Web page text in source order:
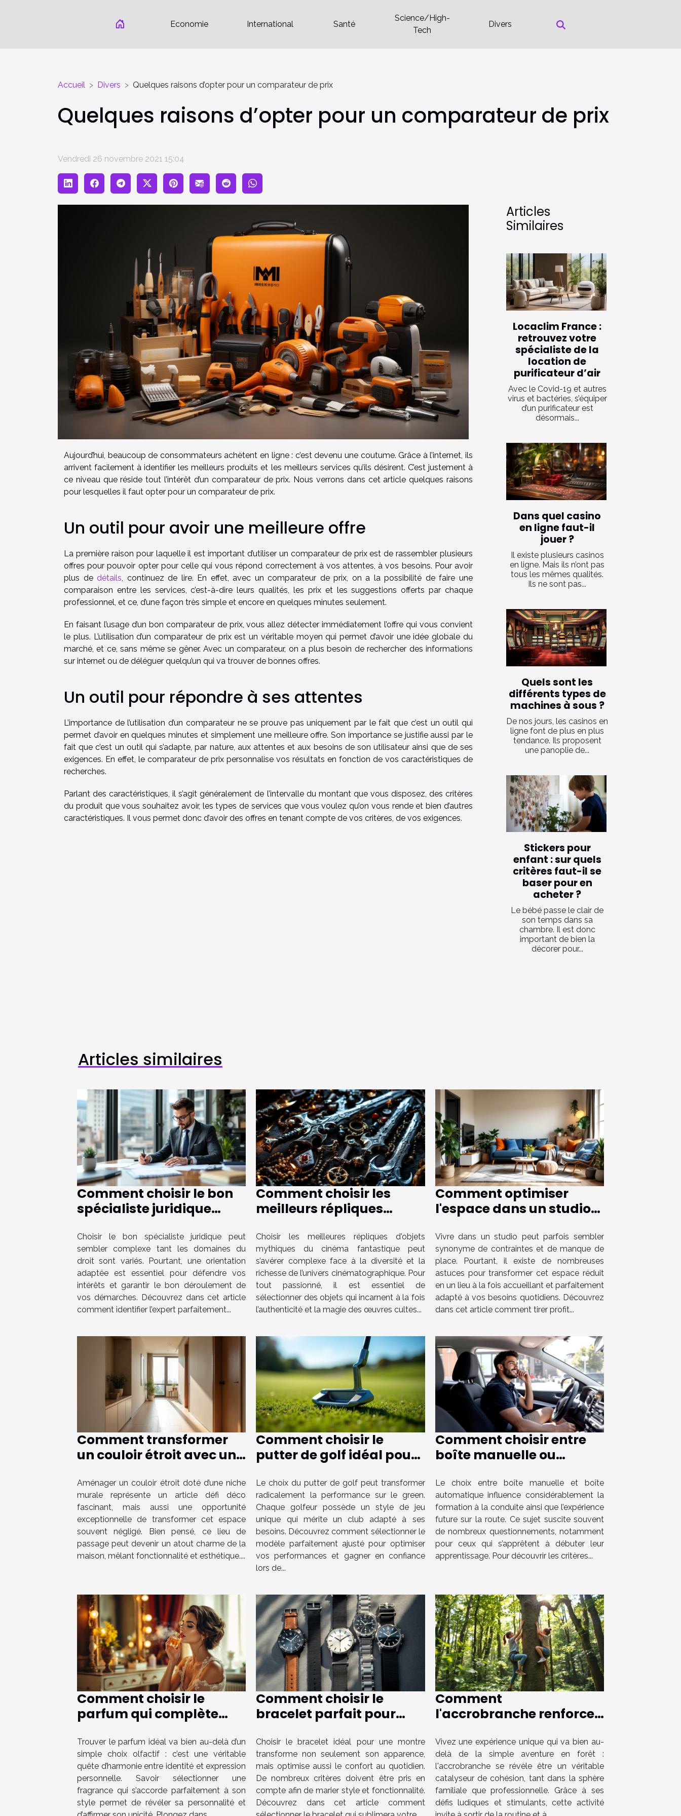
Economie International Santé
Science/High-
Tech
Divers
Accueil Divers Quelques raisons d’opter pour un comparateur de prix
Quelques raisons d’opter pour un comparateur de prix
Vendredi 26 novembre 2021 15:04
Aujourd’hui, beaucoup de consommateurs achètent en ligne : c’est devenu une coutume. Grâce à l’internet, ils
arrivent facilement à identifier les meilleurs produits et les meilleurs services qu’ils désirent. C’est justement à
ce niveau que réside tout l’intérêt d’un comparateur de prix. Nous verrons dans cet article quelques raisons
pour lesquelles il faut opter pour un comparateur de prix.
Un outil pour avoir une meilleure offre
La première raison pour laquelle il est important d’utiliser un comparateur de prix est de rassembler plusieurs
offres pour pouvoir opter pour celle qui vous répond correctement à vos attentes, à vos besoins. Pour avoir
plus dedétails, continuez de lire. En effet, avec un comparateur de prix, on a la possibilité de faire une
comparaison entre les services, c’est-à-dire leurs qualités, les prix et les suggestions offerts par chaque
professionnel, et ce, d’une façon très simple et encore en quelques minutes seulement.
En faisant l’usage d’un bon comparateur de prix, vous allez détecter immédiatement l’offre qui vous convient
le plus. L’utilisation d’un comparateur de prix est un véritable moyen qui permet d’avoir une idée globale du
marché, et ce, sans même se gêner. Avec un comparateur, on a plus besoin de rechercher des informations
sur internet ou de déléguer quelqu’un qui va trouver de bonnes offres.
Un outil pour répondre à ses attentes
L’importance de l’utilisation d’un comparateur ne se prouve pas uniquement par le fait que c’est un outil qui
permet d’avoir en quelques minutes et simplement une meilleure offre. Son importance se justifie aussi par le
fait que c’est un outil qui s’adapte, par nature, aux attentes et aux besoins de son utilisateur ainsi que de ses
exigences. En effet, le comparateur de prix personnalise vos résultats en fonction de vos caractéristiques de
recherches.
Parlant des caractéristiques, il s’agit généralement de l’intervalle du montant que vous disposez, des critères
du produit que vous souhaitez avoir, les types de services que vous voulez qu’on vous rende et bien d’autres
caractéristiques. Il vous permet donc d’avoir des offres en tenant compte de vos critères, de vos exigences.
Articles
Similaires
Locaclim France :
retrouvez votre
spécialiste de la
location de
purificateur d’air
Avec le Covid-19 et autres
virus et bactéries, s’équiper
d’un purificateur est
désormais...
Dans quel casino
en ligne faut-il
jouer ?
Il existe plusieurs casinos
en ligne. Mais ils n’ont pas
tous les mêmes qualités.
Ils ne sont pas...
Quels sont les
différents types de
machines à sous ?
De nos jours, les casinos en
ligne font de plus en plus
tendance. Ils proposent
une panoplie de...
Stickers pour
enfant : sur quels
critères faut-il se
baser pour en
acheter ?
Le bébé passe le clair de
son temps dans sa
chambre. Il est donc
important de bien la
décorer pour...
Articles similaires
Comment choisir le bon
spécialiste juridique
Choisir le bon spécialiste juridique peut
sembler complexe tant les domaines du
droit sont variés. Pourtant, une orientation
adaptée est essentiel pour défendre vos
intérêts et garantir le bon déroulement de
vos démarches. Découvrez dans cet article
comment identifier l’expert parfaitement...
Comment choisir les
meilleurs répliques
cinéma fantastique ?
Choisir les meilleures répliques d'objets
mythiques du cinéma fantastique peut
s’avérer complexe face à la diversité et la
richesse de l’univers cinématographique. Pour
tout passionné, il est essentiel de
sélectionner des objets qui incarnent à la fois
l’authenticité et la magie des œuvres cultes...
Comment optimiser
l'espace dans un studio
fonctionnel ?
Vivre dans un studio peut parfois sembler
synonyme de contraintes et de manque de
place. Pourtant, il existe de nombreuses
astuces pour transformer cet espace réduit
en un lieu à la fois accueillant et parfaitement
adapté à vos besoins quotidiens. Découvrez
dans cet article comment tirer profit...
Comment transformer
un couloir étroit avec une
Aménager un couloir étroit doté d’une niche
murale représente un article défi déco
fascinant, mais aussi une opportunité
exceptionnelle de transformer cet espace
souvent négligé. Bien pensé, ce lieu de
passage peut devenir un atout charme de la
maison, mêlant fonctionnalité et esthétique....
Comment choisir le
putter de golf idéal pour
Le choix du putter de golf peut transformer
radicalement la performance sur le green.
Chaque golfeur possède un style de jeu
unique qui mérite un club adapté à ses
besoins. Découvrez comment sélectionner le
modèle parfaitement ajusté pour optimiser
vos performances et gagner en confiance
lors de...
Comment choisir entre
boîte manuelle ou
formation de conduite ?
Le choix entre boîte manuelle et boîte
automatique influence considérablement la
formation à la conduite ainsi que l’expérience
future sur la route. Ce sujet suscite souvent
de nombreux questionnements, notamment
pour ceux qui s’apprêtent à débuter leur
apprentissage. Pour découvrir les critères...
Comment choisir le
parfum qui complète
?
Trouver le parfum idéal va bien au-delà d’un
simple choix olfactif : c’est une véritable
quête d’harmonie entre identité et expression
personnelle. Savoir sélectionner une
fragrance qui s’accorde parfaitement à son
style permet de révéler sa personnalité et
Comment choisir le
bracelet parfait pour
Choisir le bracelet idéal pour une montre
transforme non seulement son apparence,
mais optimise aussi le confort au quotidien.
De nombreux critères doivent être pris en
compte afin de marier style et fonctionnalité.
Découvrez dans cet article comment
Comment
l'accrobranche renforce
professionnels ?
Vivez une expérience unique qui va bien au-
delà de la simple aventure en forêt :
l'accrobranche se révèle être un véritable
catalyseur de cohésion, tant dans la sphère
familiale que professionnelle. Grâce à ses
défis ludiques et stimulants, cette activité